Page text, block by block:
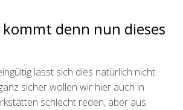
denn nun dieses
lässt sich dies natürlich nicht
sicher wollen wir hier auch in
schlecht reden, aber aus